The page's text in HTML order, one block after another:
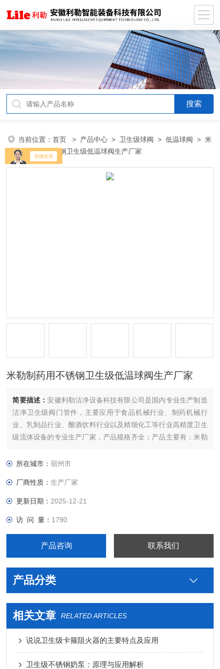
当前位置：首页 > 产品中心 > 卫生级球阀 >低温球阀 > 米
勒制药用不锈钢卫生级低温球阀生产厂家
米勒制药用不锈钢卫生级低温球阀生产厂家
简要描述：安徽利勒洁净设备科技有限公司是国内专业生产制造
洁净卫生级阀门管件，主要应用于食品机械行业、制药机械行
业、乳制品行业、酿酒饮料行业以及精细化工等行业高精度卫生
级流体设备的专业生产厂家，产品规格齐全；产品主要有：米勒
真空法兰，真空管件，真空弯头，真空三通，真空大小头，ISO
所在城市：宿州市
厂商性质：生产厂家
更新日期： 2025-12-21
访 问 量： 1790
产品咨询 联系我们
产品分类
相关文章 RELATED ARTICLES
说说卫生级卡箍阻火器的主要特点及应用
卫生级不锈钢奶泵：原理与应用解析